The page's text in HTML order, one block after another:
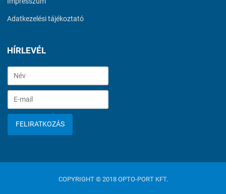
Adatkezelési tájékoztató
HÍRLEVÉL
FELIRATKOZÁS
COPYRIGHT © 2018 OPTO-PORT KFT.